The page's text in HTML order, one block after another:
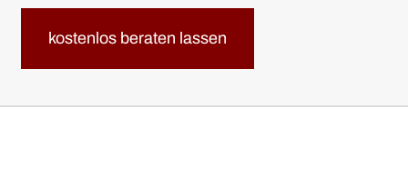
kostenlos beraten lassen